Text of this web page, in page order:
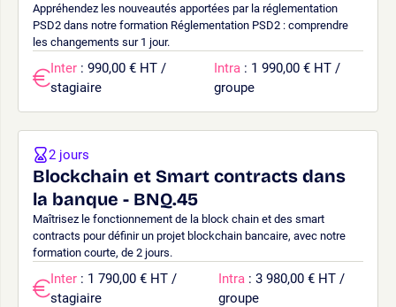
Appréhendez les nouveautés apportées par la réglementation
PSD2 dans notre formation Réglementation PSD2 : comprendre
les changements sur 1 jour.
Inter : 990,00 € HT /
stagiaire
Intra : 1 990,00 € HT /
groupe
Blockchain et Smart contracts dans
la banque - BNQ.45
Maîtrisez le fonctionnement de la block chain et des smart
contracts pour définir un projet blockchain bancaire, avec notre
formation courte, de 2 jours.
2 jours
Inter : 1 790,00 € HT /
stagiaire
Intra : 3 980,00 € HT /
groupe